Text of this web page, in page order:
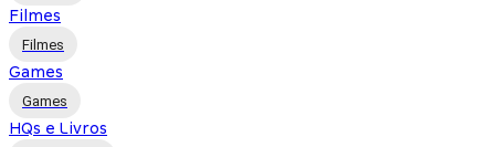
Filmes
Filmes
Games
Games
HQs e Livros